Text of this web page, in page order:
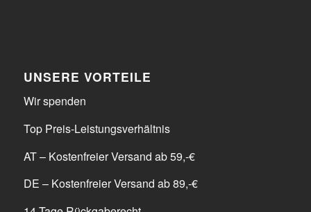
UNSERE VORTEILE
Wir spenden
Top Preis-Leistungsverhältnis
AT – Kostenfreier Versand ab 59,-€
DE – Kostenfreier Versand ab 89,-€